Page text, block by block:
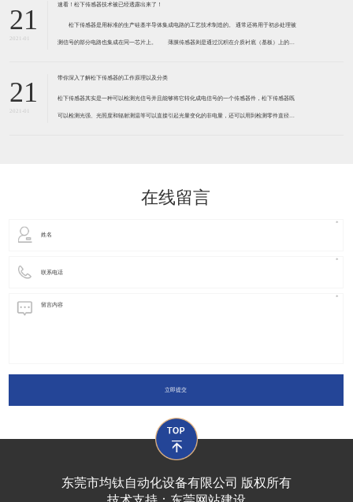
带有应变片的弹性体组成。弹性体通常由钢
21
2021-01
速看！松下传感器技术被已经透露出来了！
松下传感器是用标准的生产硅基半导体集成电路的工艺技术制造的。 通常还将用于初步处理被
测信号的部分电路也集成在同一芯片上。 薄膜传感器则是通过沉积在介质衬底（基板）上的，
器是利用相应材料的浆料，涂覆在陶瓷基片上
21
2021-01
带你深入了解松下传感器的工作原理以及分类
松下传感器其实是一种可以检测光信号并且能够将它转化成电信号的一个传感器件，松下传感器既
可以检测光强、光照度和辐射测温等可以直接引起光量变化的非电量，还可以用到检测零件直径、
在线留言
立即提交
东莞市均钛自动化设备有限公司 版权所有